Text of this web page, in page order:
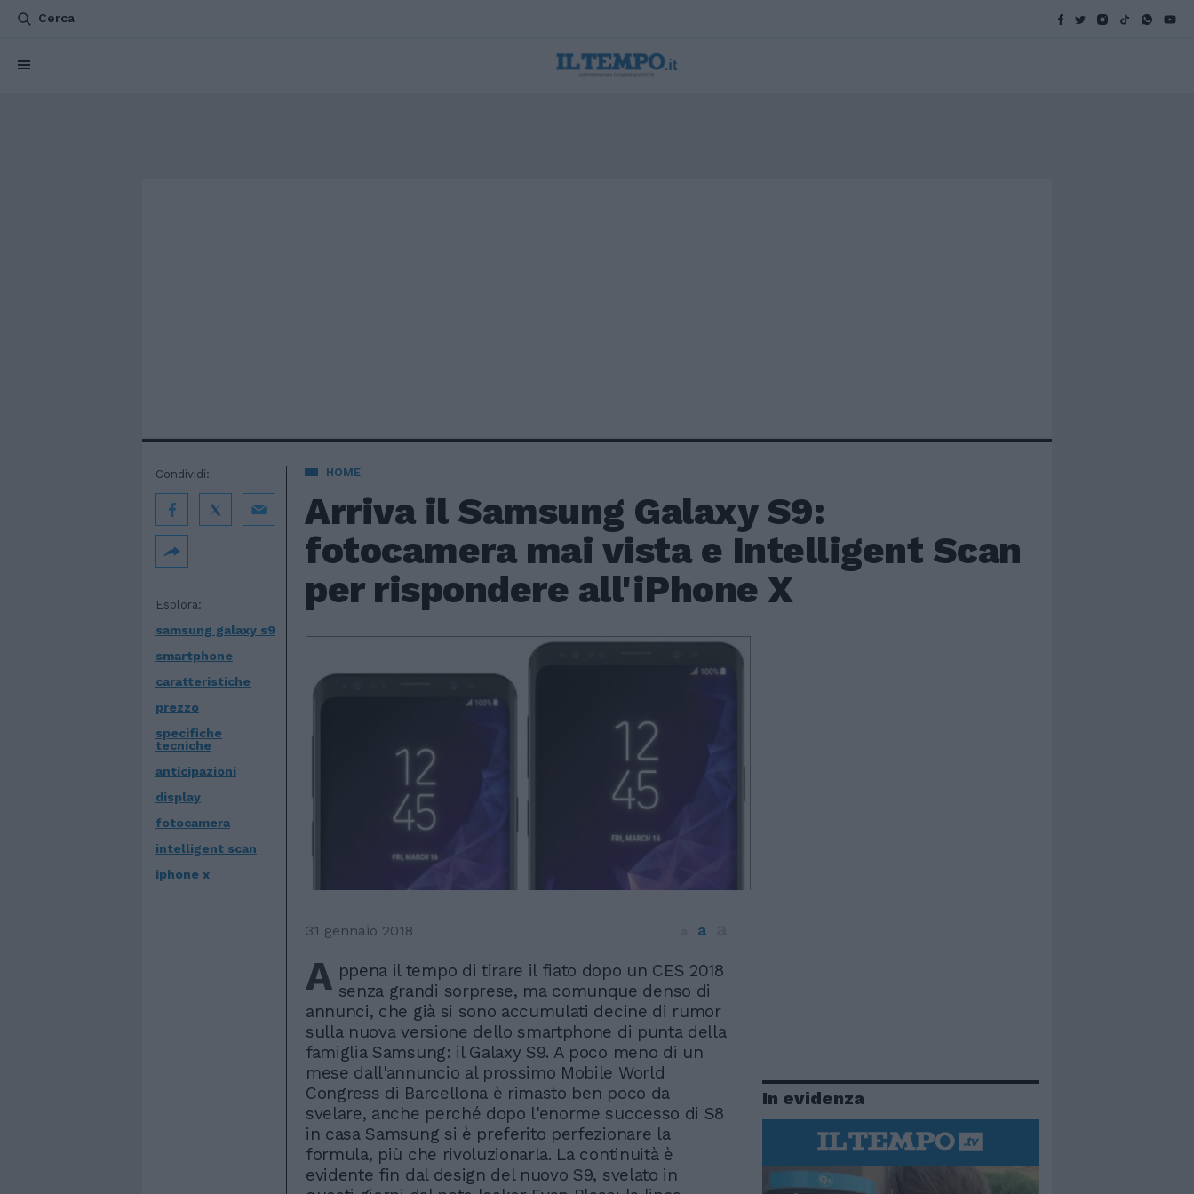
Cerca
HOME
Arriva il Samsung Galaxy S9:
fotocamera mai vista e Intelligent Scan
per rispondere all'iPhone X
Esplora:
samsung galaxy s9
smartphone
caratteristiche
prezzo
specifiche
tecniche
anticipazioni
display
fotocamera
intelligent scan
iphone x
Condividi:
31 gennaio 2018 a
A ppena il tempo di tirare il fiato dopo un CES 2018
senza grandi sorprese, ma comunque denso di
annunci, che già si sono accumulati decine di rumor
sulla nuova versione dello smartphone di punta della
famiglia Samsung: il Galaxy S9. A poco meno di un
mese dall'annuncio al prossimo Mobile World
Congress di Barcellona è rimasto ben poco da
svelare, anche perché dopo l'enorme successo di S8
in casa Samsung si è preferito perfezionare la
formula, più che rivoluzionarla. La continuità è
evidente fin dal design del nuovo S9, svelato in
In evidenza